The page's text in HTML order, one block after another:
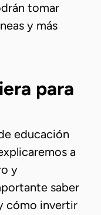
tomar
y más
para
educación
a
y
saber
cómo invertir